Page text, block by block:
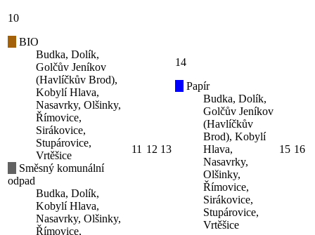
10
BIO
Budka, Dolík,
Golčův Jeníkov
(Havlíčkův Brod),
Kobylí Hlava,
Nasavrky, Olšinky,
Římovice,
Sirákovice,
Stupárovice,
Vrtěšice
Směsný komunální
odpad
Budka, Dolík,
Kobylí Hlava,
Nasavrky, Olšinky,
Římovice,
11 12 13
14
Papír
Budka, Dolík,
Golčův Jeníkov
(Havlíčkův
Brod), Kobylí
Hlava,
Nasavrky,
Olšinky,
Římovice,
Sirákovice,
Stupárovice,
Vrtěšice
15 16